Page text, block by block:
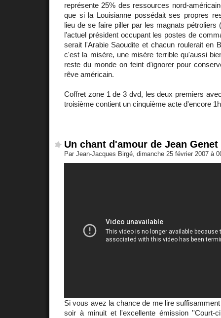
représente 25% des ressources nord-
que si la Louisianne possédait ses propres
lieu de se faire piller par les magnats pétroliers
l'actuel président occupant les postes de
serait l'Arabie Saoudite et chacun roulerait en
c'est la misère, une misère terrible qu'aussi
reste du monde on feint d'ignorer pour
rêve américain.
Coffret zone 1 de 3 dvd, les deux premiers
troisième contient un cinquième acte d'encore
Un chant d'amour de Jean Genet
Par Jean-Jacques Birgé, dimanche 25 février 2007 à
Si vous avez la chance de me lire
soir à minuit et l'excellente émission ''Court-